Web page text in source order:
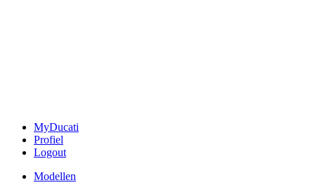
MyDucati
Profiel
Logout
Modellen